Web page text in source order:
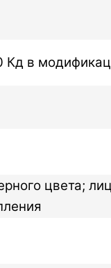
в
цвета;